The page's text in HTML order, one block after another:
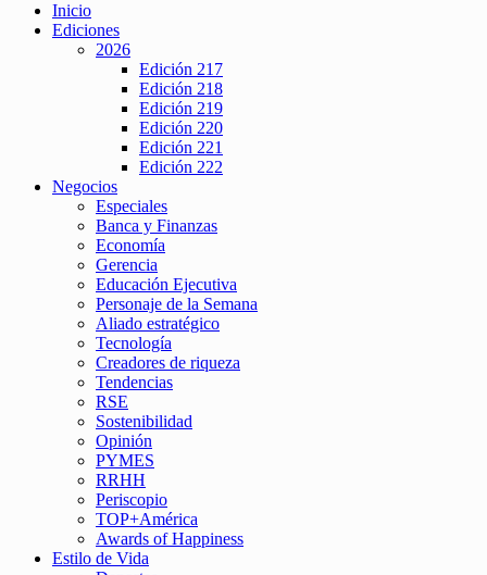
Inicio
Ediciones
2026
Edición 217
Edición 218
Edición 219
Edición 220
Edición 221
Edición 222
Negocios
Especiales
Banca y Finanzas
Economía
Gerencia
Educación Ejecutiva
Personaje de la Semana
Aliado estratégico
Tecnología
Creadores de riqueza
Tendencias
RSE
Sostenibilidad
Opinión
PYMES
RRHH
Periscopio
TOP+América
Awards of Happiness
Estilo de Vida